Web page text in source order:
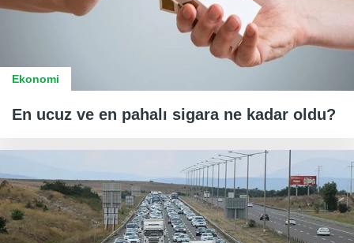
Ekonomi
En ucuz ve en pahalı sigara ne kadar oldu?